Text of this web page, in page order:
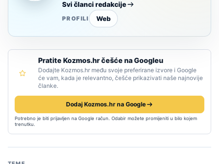
Svi članci redakcije
PROFILI Web
Pratite Kozmos.hr češće na Googleu
Dodajte Kozmos.hr među svoje preferirane izvore i Google
će vam, kada je relevantno, češće prikazivati naše najnovije
članke.
Dodaj Kozmos.hr na Google
Potrebno je biti prijavljen na Google račun. Odabir možete promijeniti u bilo kojem
trenutku.